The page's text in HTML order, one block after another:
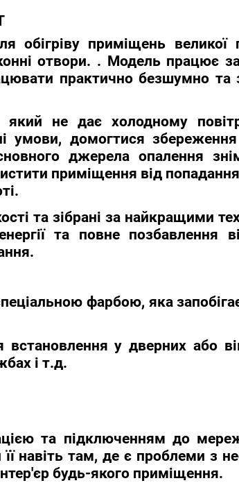
обігріву приміщень великої
отвори. . Модель працює
практично безшумно
не дає холодному
домогтися збереження
джерела опалення
приміщення від
та зібрані за найкращими
та повне позбавлення
фарбою, яка
у дверних або
і т.д.
та підключенням до
там, де є проблеми з
будь-якого приміщення.